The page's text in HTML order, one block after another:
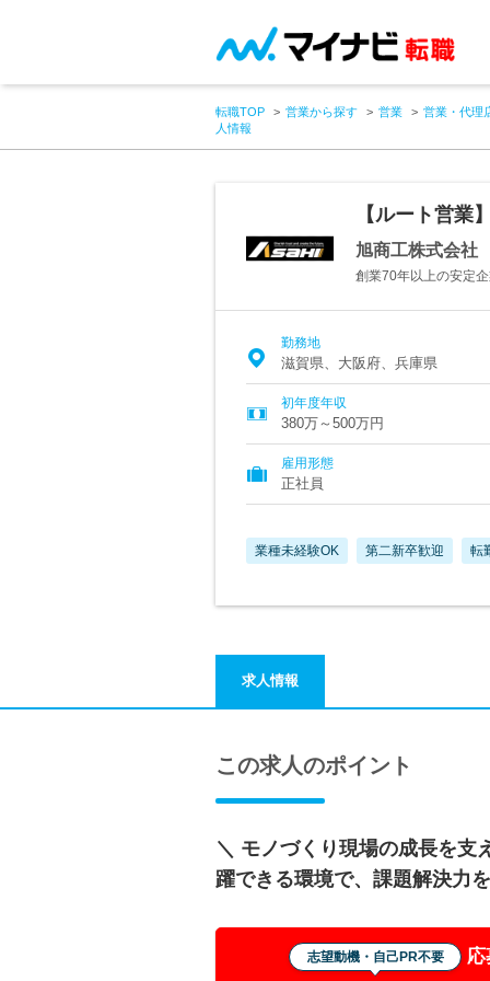
転職TOP 営業から探す 営業
営業・代理
人情報
【ルート営
旭商工株式会社
創業70年以上の安定
勤務地
滋賀県、大阪府、兵庫県
初年度年収
380万～500万円
雇用形態
正社員
業種未経験OK 第二新卒歓迎 転
求人情報
この求人のポイント
＼ モノづくり現場の成長を支
躍できる環境で、課題解決力
志望動機・自己PR不要